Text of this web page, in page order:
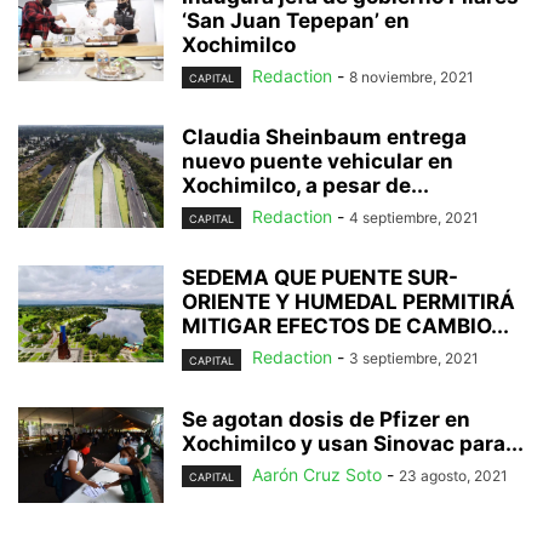
‘San Juan Tepepan’ en
Xochimilco
CAPITAL Redaction - 8 noviembre, 2021
Claudia Sheinbaum entrega
nuevo puente vehicular en
Xochimilco, a pesar de...
CAPITAL Redaction - 4 septiembre, 2021
SEDEMA QUE PUENTE SUR-
ORIENTE Y HUMEDAL PERMITIRÁ
MITIGAR EFECTOS DE CAMBIO...
CAPITAL Redaction - 3 septiembre, 2021
Se agotan dosis de Pfizer en
Xochimilco y usan Sinovac para...
CAPITAL Aarón Cruz Soto - 23 agosto, 2021